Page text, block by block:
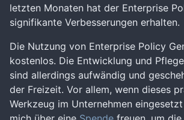
letzten Monaten hat der Enterprise
signifikante Verbesserungen erhalten.
Die Nutzung von Enterprise Policy
kostenlos. Die Entwicklung und
sind allerdings aufwändig und
der Freizeit. Vor allem, wenn dieses
Werkzeug im Unternehmen